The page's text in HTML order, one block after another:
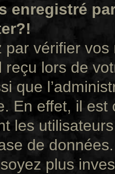
enregistré
par vérifier vos
reçu lors de
que
En effet, il
les
de
plus